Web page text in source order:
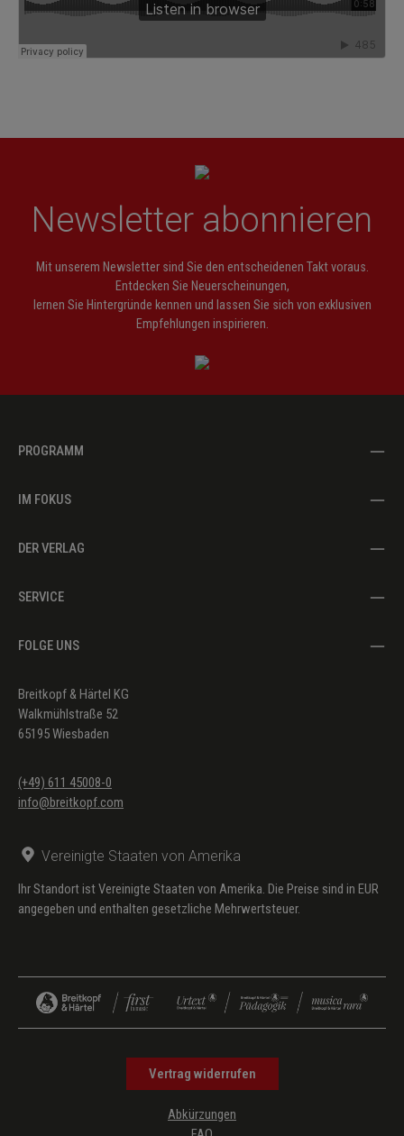
Newsletter abonnieren
Mit unserem Newsletter sind Sie den entscheidenen Takt voraus.
Entdecken Sie Neuerscheinungen,
lernen Sie Hintergründe kennen und lassen Sie sich von exklusiven
Empfehlungen inspirieren.
PROGRAMM
IM FOKUS
DER VERLAG
SERVICE
FOLGE UNS
Breitkopf & Härtel KG
Walkmühlstraße 52
65195 Wiesbaden
(+49) 611 45008-0
info@breitkopf.com
Vereinigte Staaten von Amerika
Ihr Standort ist Vereinigte Staaten von Amerika. Die Preise sind in EUR
angegeben und enthalten gesetzliche Mehrwertsteuer.
Vertrag widerrufen
Abkürzungen